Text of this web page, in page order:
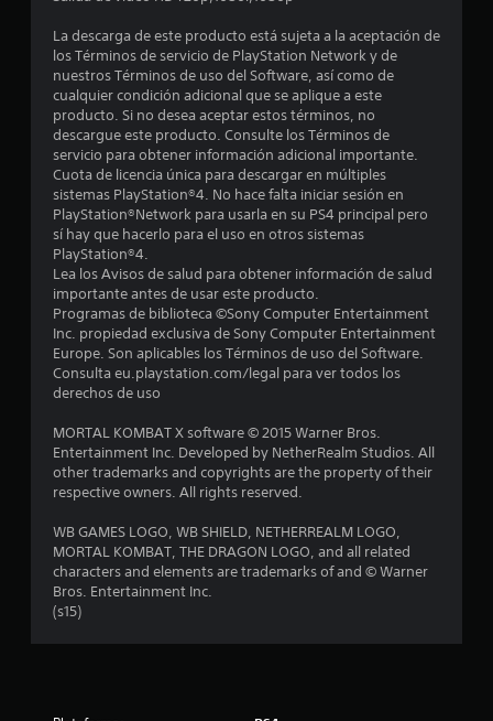
a
n
7
1
1
c
a
l
f
c
La descarga de este producto está sujeta a la aceptación de
los Términos de servicio de PlayStation Network y de
nuestros Términos de uso del Software, así como de
cualquier condición adicional que se aplique a este
producto. Si no desea aceptar estos términos, no
descargue este producto. Consulte los Términos de
servicio para obtener información adicional importante.
Cuota de licencia única para descargar en múltiples
sistemas PlayStation®4. No hace falta iniciar sesión en
PlayStation®Network para usarla en su PS4 principal pero
sí hay que hacerlo para el uso en otros sistemas
PlayStation®4.
Lea los Avisos de salud para obtener información de salud
importante antes de usar este producto.
Programas de biblioteca ©Sony Computer Entertainment
Inc. propiedad exclusiva de Sony Computer Entertainment
Europe. Son aplicables los Términos de uso del Software.
Consulta eu.playstation.com/legal para ver todos los
derechos de uso
MORTAL KOMBAT X software © 2015 Warner Bros.
Entertainment Inc. Developed by NetherRealm Studios. All
other trademarks and copyrights are the property of their
respective owners. All rights reserved.
WB GAMES LOGO, WB SHIELD, NETHERREALM LOGO,
MORTAL KOMBAT, THE DRAGON LOGO, and all related
characters and elements are trademarks of and © Warner
Bros. Entertainment Inc.
(s15)